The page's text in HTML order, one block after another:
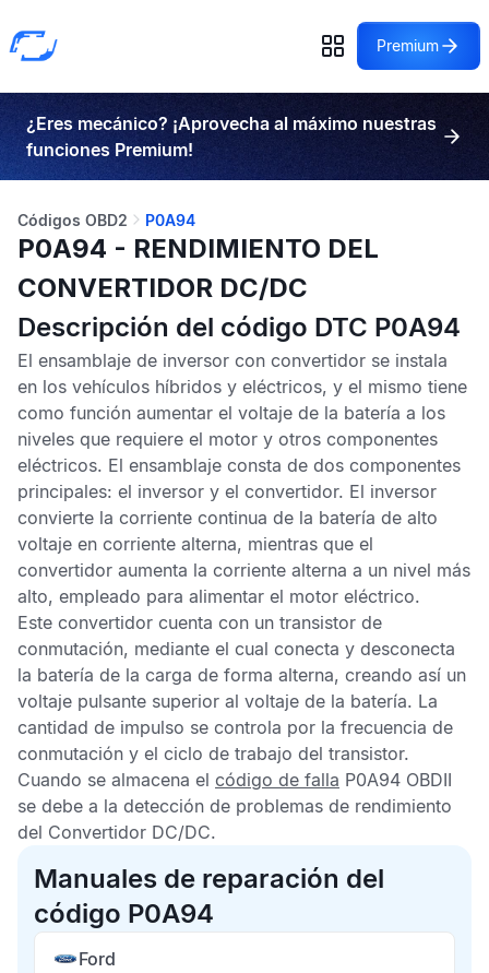
Premium
¿Eres mecánico? ¡Aprovecha al máximo nuestras
funciones Premium!
Códigos OBD2 P0A94
P0A94 - RENDIMIENTO DEL
CONVERTIDOR DC/DC
Descripción del código DTC P0A94
El ensamblaje de inversor con convertidor se instala
en los vehículos híbridos y eléctricos, y el mismo tiene
como función aumentar el voltaje de la batería a los
niveles que requiere el motor y otros componentes
eléctricos. El ensamblaje consta de dos componentes
principales: el inversor y el convertidor. El inversor
convierte la corriente continua de la batería de alto
voltaje en corriente alterna, mientras que el
convertidor aumenta la corriente alterna a un nivel más
alto, empleado para alimentar el motor eléctrico.
Este convertidor cuenta con un transistor de
conmutación, mediante el cual conecta y desconecta
la batería de la carga de forma alterna, creando así un
voltaje pulsante superior al voltaje de la batería. La
cantidad de impulso se controla por la frecuencia de
conmutación y el ciclo de trabajo del transistor.
Cuando se almacena el código de falla P0A94 OBDII
se debe a la detección de problemas de rendimiento
del Convertidor DC/DC.
Manuales de reparación del
código P0A94
Ford